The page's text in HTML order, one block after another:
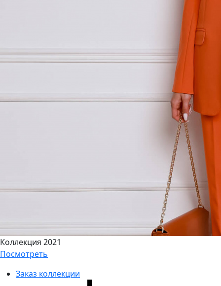
Коллекция 2021
Посмотреть
Заказ коллекции